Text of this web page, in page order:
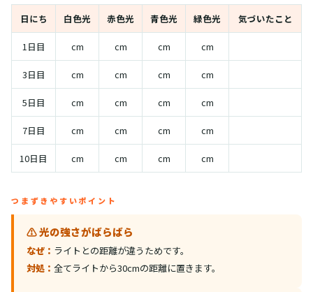
日にち 白色光 赤色光 青色光 緑色光 気づいたこと
1日目 cm cm cm cm
3日目 cm cm cm cm
5日目 cm cm cm cm
7日目 cm cm cm cm
10日目 cm cm cm cm
つまずきやすいポイント
⚠️ 光の強さがばらばら
なぜ： ライトとの距離が違うためです。
対処： 全てライトから30cmの距離に置きます。